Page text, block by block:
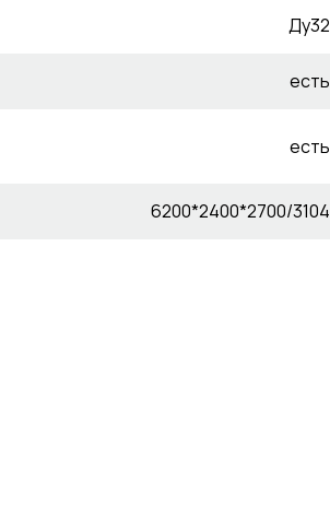
Ду32
есть
есть
6200*2400*2700/3104